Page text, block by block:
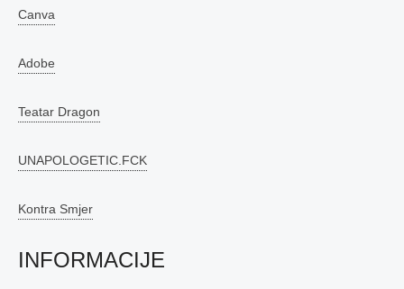
Canva
Adobe
Teatar Dragon
UNAPOLOGETIC.FCK
Kontra Smjer
INFORMACIJE